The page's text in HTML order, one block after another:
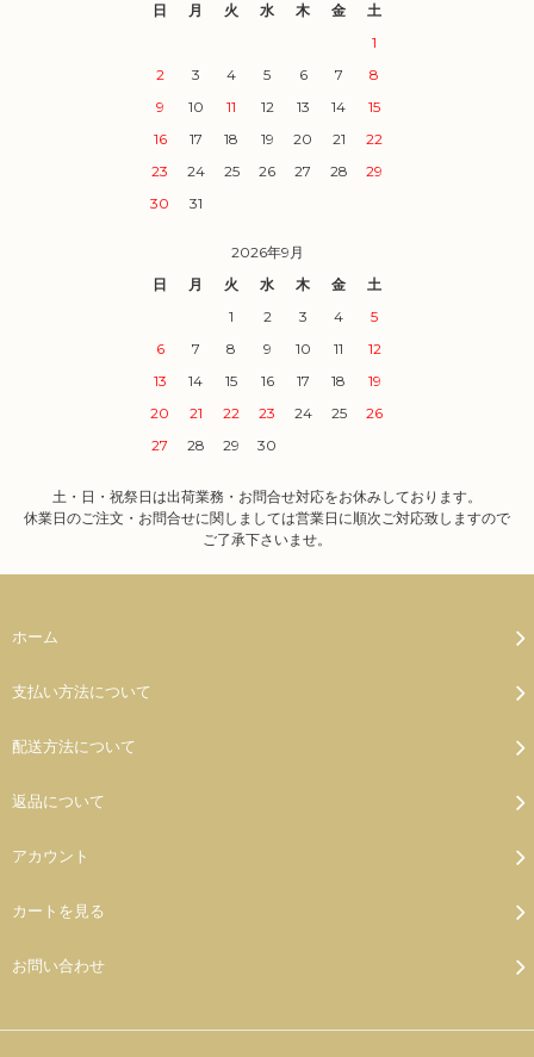
日
月 火 水 木 金
土
1
2
3 4 5 6 7
8
9
10 11 12 13 14
15
16
17 18 19 20 21
22
23
24 25 26 27 28
29
30
31
2026年9月
日
月 火 水 木 金
土
1
2 3 4
5
6
7 8 9 10 11
12
13
14 15 16 17 18
19
20
21 22 23 24 25
26
27
28 29 30
土・日・祝祭日は出荷業務・お問合せ対応をお休みしております。
休業日のご注文・お問合せに関しましては営業日に順次ご対応致しますので
ご了承下さいませ。
ホーム
支払い方法について
配送方法について
返品について
アカウント
カートを見る
お問い合わせ